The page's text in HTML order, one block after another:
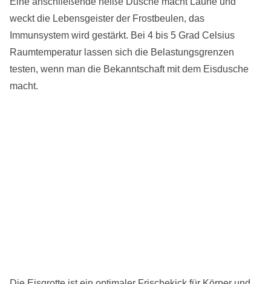
weckt die Lebensgeister der Frostbeulen, das
Immunsystem wird gestärkt. Bei 4 bis 5 Grad Celsius
Raumtemperatur lassen sich die Belastungsgrenzen
testen, wenn man die Bekanntschaft mit dem Eisdusche
macht.